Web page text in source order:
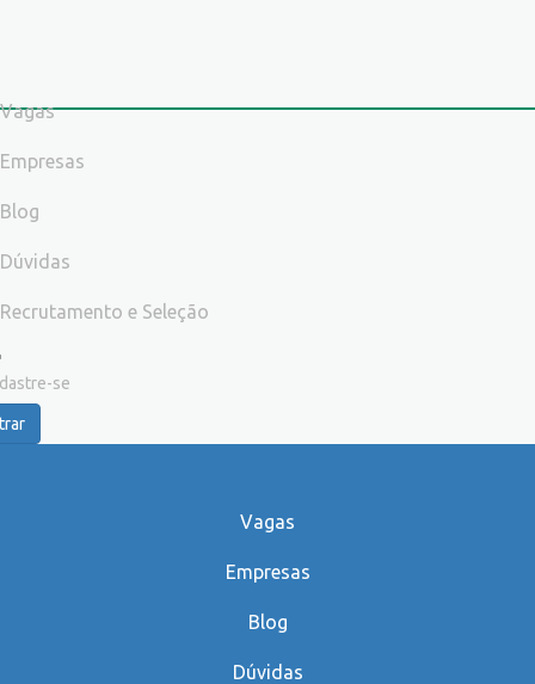
Vagas
Empresas
Blog
Dúvidas
Recrutamento e Seleção
se
Vagas
Empresas
Blog
Dúvidas